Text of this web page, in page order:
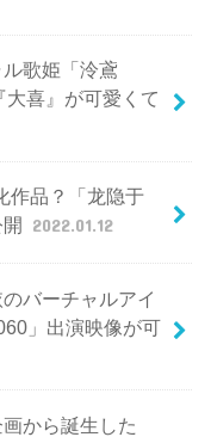
歌姫「泠鳶
喜』が可愛くて
作品？「龙隐于
2022.01.12
バーチャルアイ
」出演映像が可
から誕生した